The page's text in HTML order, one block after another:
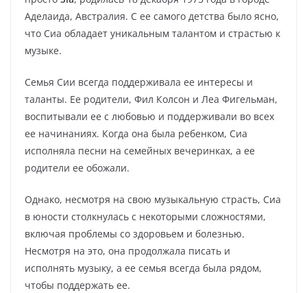
Аделаида, Австралия. С ее самого детства было ясно,
что Сиа обладает уникальным талантом и страстью к
музыке.
Семья Сии всегда поддерживала ее интересы и
таланты. Ее родители, Фил Колсон и Леа Фигельман,
воспитывали ее с любовью и поддерживали во всех
ее начинаниях. Когда она была ребенком, Сиа
исполняла песни на семейных вечеринках, а ее
родители ее обожали.
Однако, несмотря на свою музыкальную страсть, Сиа
в юности столкнулась с некоторыми сложностями,
включая проблемы со здоровьем и болезнью.
Несмотря на это, она продолжала писать и
исполнять музыку, а ее семья всегда была рядом,
чтобы поддержать ее.